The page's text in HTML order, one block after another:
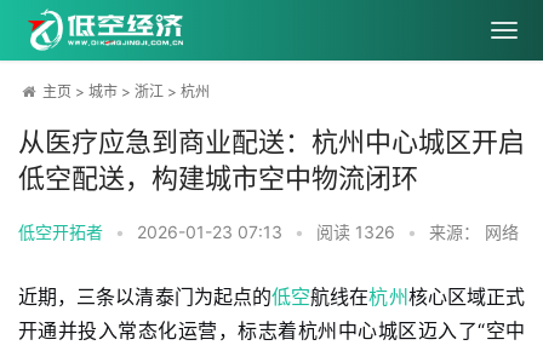
主页 > 城市 > 浙江 > 杭州
从医疗应急到商业配送：杭州中心城区开启
低空配送，构建城市空中物流闭环
低空开拓者 • 2026-01-23 07:13 • 阅读 1326 • 来源： 网络
近期，三条以清泰门为起点的低空航线在杭州核心区域正式
开通并投入常态化运营，标志着杭州中心城区迈入了“空中